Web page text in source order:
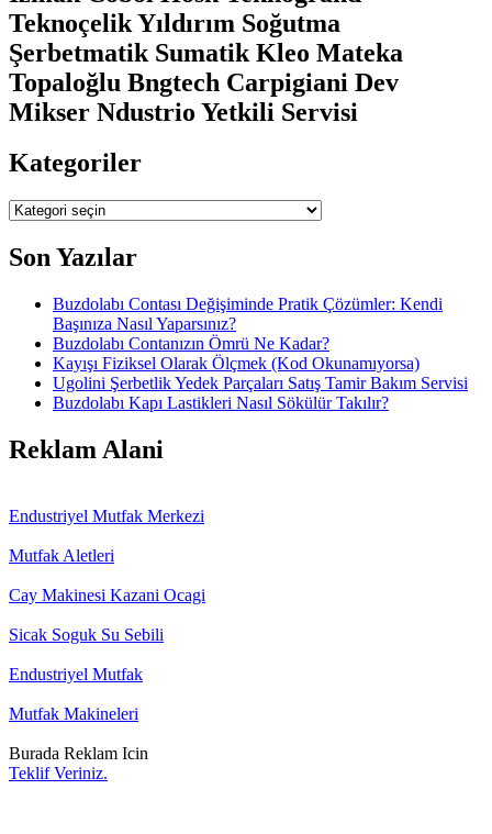
Teknoçelik Yıldırım Soğutma
Şerbetmatik Sumatik Kleo Mateka
Topaloğlu Bngtech Carpigiani Dev
Mikser Ndustrio Yetkili Servisi
Kategoriler
Kategoriler
Son Yazılar
Buzdolabı Contası Değişiminde Pratik Çözümler: Kendi
Başınıza Nasıl Yaparsınız?
Buzdolabı Contanızın Ömrü Ne Kadar?
Kayışı Fiziksel Olarak Ölçmek (Kod Okunamıyorsa)
Ugolini Şerbetlik Yedek Parçaları Satış Tamir Bakım Servisi
Buzdolabı Kapı Lastikleri Nasıl Sökülür Takılır?
Reklam Alani
Endustriyel Mutfak Merkezi
Mutfak Aletleri
Cay Makinesi Kazani Ocagi
Sicak Soguk Su Sebili
Endustriyel Mutfak
Mutfak Makineleri
Burada Reklam Icin
Teklif Veriniz.